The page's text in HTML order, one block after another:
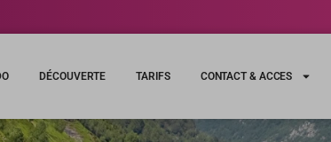
DÉCOUVERTE TARIFS CONTACT & ACCES